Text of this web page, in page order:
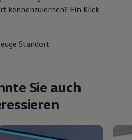
kennenzulernen? Ein Klick
Standort
Sie auch